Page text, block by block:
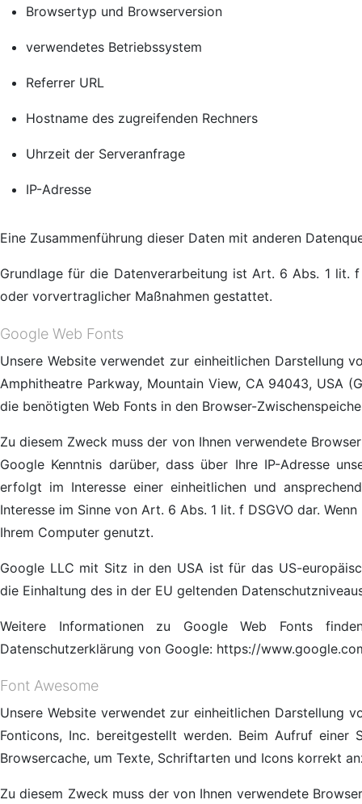
Browsertyp und Browserversion
verwendetes Betriebssystem
Referrer URL
Hostname des zugreifenden Rechners
Uhrzeit der Serveranfrage
IP-Adresse
Eine Zusammenführung dieser Daten mit anderen
Grundlage für die Datenverarbeitung ist Art. 6 Abs. 1 lit.
oder vorvertraglicher Maßnahmen gestattet.
Google Web Fonts
Unsere Website verwendet zur einheitlichen Darstellung
Amphitheatre Parkway, Mountain View, CA 94043, USA
die benötigten Web Fonts in den Browser-
Zu diesem Zweck muss der von Ihnen verwendete
Google Kenntnis darüber, dass über Ihre IP-Adresse
erfolgt im Interesse einer einheitlichen und
Interesse im Sinne von Art. 6 Abs. 1 lit. f DSGVO dar.
Ihrem Computer genutzt.
Google LLC mit Sitz in den USA ist für das US-
die Einhaltung des in der EU geltenden
Weitere Informationen zu Google Web Fonts
Datenschutzerklärung von Google: https://
Font Awesome
Unsere Website verwendet zur einheitlichen Darstellung
Fonticons, Inc. bereitgestellt werden. Beim Aufruf
Browsercache, um Texte, Schriftarten und Icons korrekt
Zu diesem Zweck muss der von Ihnen verwendete